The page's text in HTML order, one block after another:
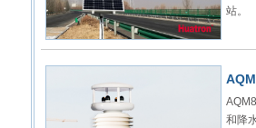
站。
和降